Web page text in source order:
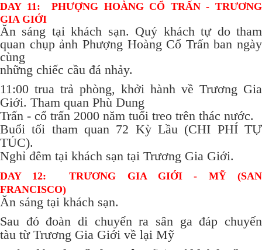
DAY 11: PHƯỢNG HOÀNG CỔ TRẤN - TRƯƠNG
GIA GIỚI
Ăn sáng tại khách sạn. Quý khách tự do tham
quan chụp ảnh Phượng Hoàng Cổ Trấn ban ngày
cùng
những chiếc cầu đá nhảy.
11:00 trua trả phòng, khởi hành về Trương Gia
Giới. Tham quan Phù Dung
Trấn - cổ trấn 2000 năm tuổi treo trên thác nước.
Buổi tối tham quan 72 Kỳ Lầu (CHI PHÍ TỰ
TÚC).
Nghỉ đêm tại khách sạn tại Trương Gia Giới.
DAY 12: TRƯƠNG GIA GIỚI - MỸ (SAN
FRANCISCO)
Ăn sáng tại khách sạn.
Sau đó đoàn di chuyển ra sân ga đáp chuyến
tàu từ Trương Gia Giới về lại Mỹ